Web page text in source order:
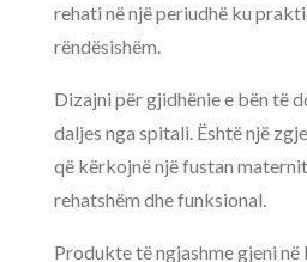
rehati në një periudhë ku
rëndësishëm.
Dizajni për gjidhënie e bën të
daljes nga spitali. Është një
që kërkojnë një fustan
rehatshëm dhe funksional.
Produkte të ngjashme gjeni